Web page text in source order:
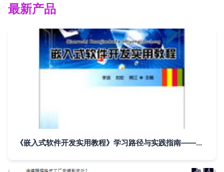
最新产品
《嵌入式软件开发实用教程》学习路径与实践指南——基于高等院校计算机系列教材的深度解读